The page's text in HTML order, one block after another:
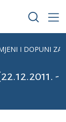
I DOPUNI
-